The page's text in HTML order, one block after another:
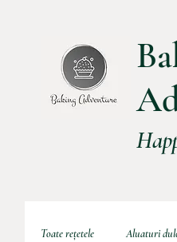
Toate rețetele Aluaturi